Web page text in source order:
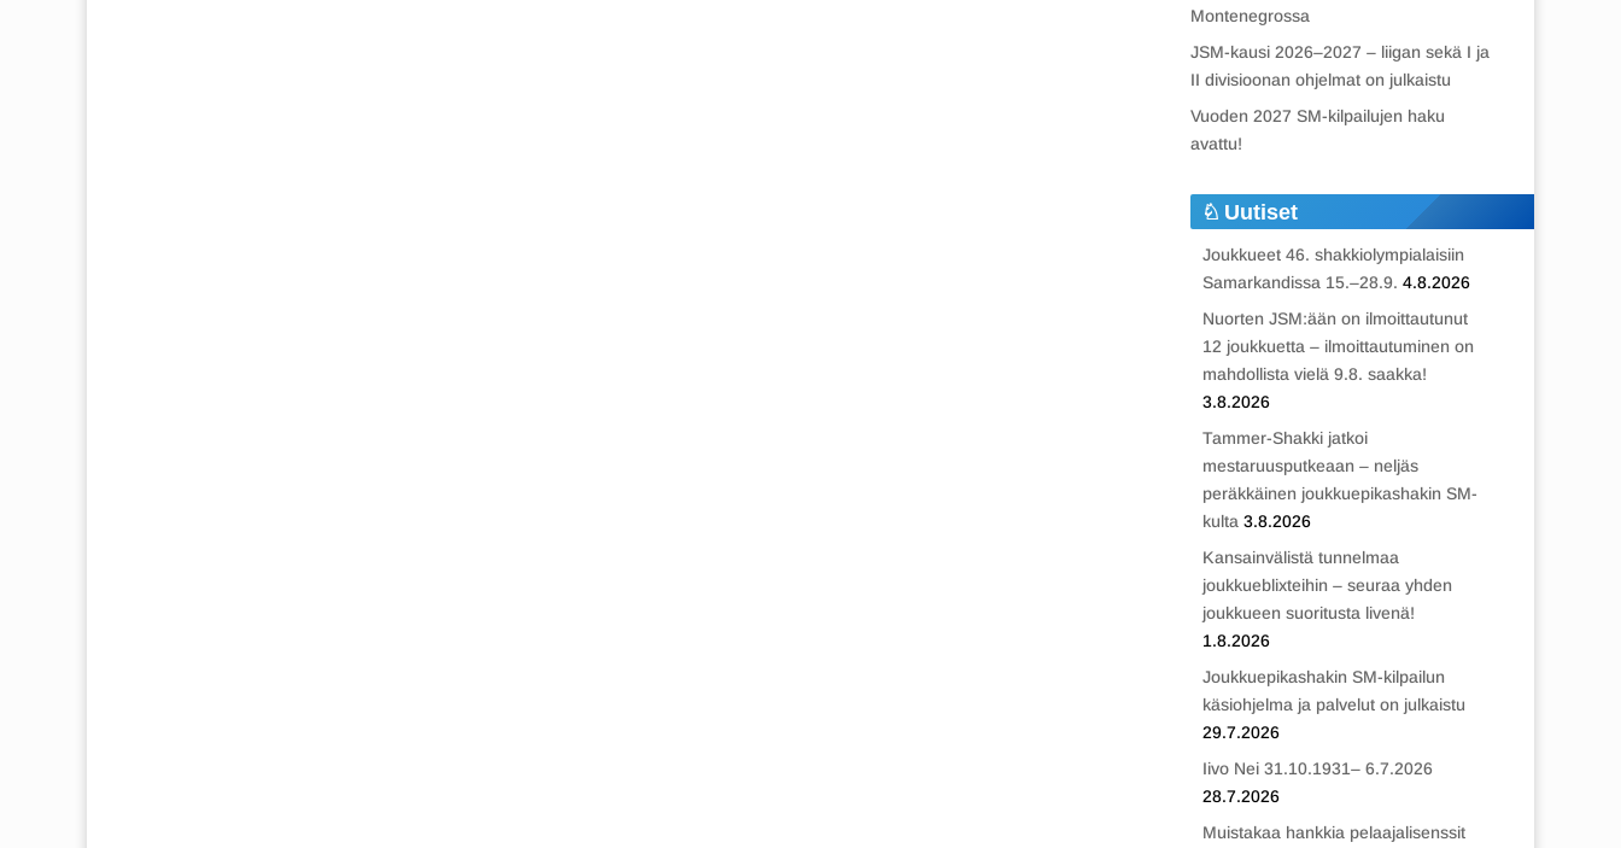
Montenegrossa
JSM-kausi 2026–2027 – liigan sekä I ja
II divisioonan ohjelmat on julkaistu
Vuoden 2027 SM-kilpailujen haku
avattu!
Uutiset
Joukkueet 46. shakkiolympialaisiin
Samarkandissa 15.–28.9. 4.8.2026
Nuorten JSM:ään on ilmoittautunut
12 joukkuetta – ilmoittautuminen on
mahdollista vielä 9.8. saakka!
3.8.2026
Tammer-Shakki jatkoi
mestaruusputkeaan – neljäs
peräkkäinen joukkuepikashakin SM-
kulta 3.8.2026
Kansainvälistä tunnelmaa
joukkueblixteihin – seuraa yhden
joukkueen suoritusta livenä!
1.8.2026
Joukkuepikashakin SM-kilpailun
käsiohjelma ja palvelut on julkaistu
29.7.2026
Iivo Nei 31.10.1931– 6.7.2026
28.7.2026
Muistakaa hankkia pelaajalisenssit